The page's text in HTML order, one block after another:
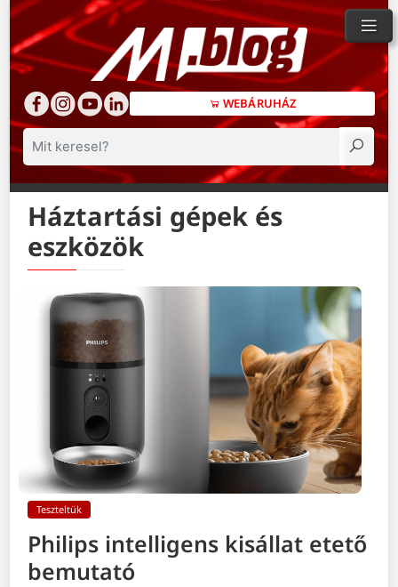
WEBÁRUHÁZ
Keresés
Háztartási gépek és
eszközök
Teszteltük
Philips intelligens kisállat etető
bemutató